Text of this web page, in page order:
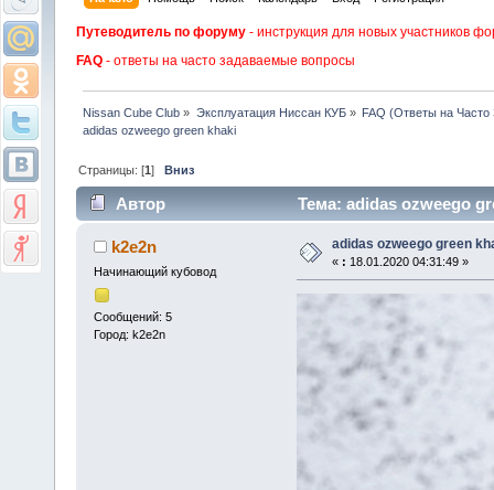
Путеводитель по форуму - инструкция для новых участников
FAQ - ответы на часто задаваемые вопросы
Nissan Cube Club » Эксплуатация Ниссан КУБ» FAQ (Ответы на
adidas ozweego green khaki
Страницы: [1]Вниз
Автор Тема: adidas ozweego
k2e2n
Начинающий кубовод
Сообщений: 5
Город: k2e2n
adidas ozweego green
« : 18.01.2020 04:31:49 »